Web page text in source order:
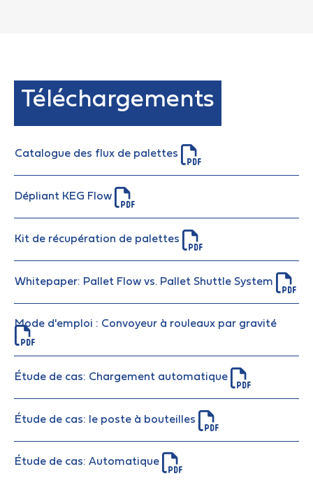
Téléchargements
Catalogue des flux de palettes
Dépliant KEG Flow
Kit de récupération de palettes
Whitepaper: Pallet Flow vs. Pallet Shuttle System
Mode d'emploi : Convoyeur à rouleaux par gravité
Étude de cas: Chargement automatique
Étude de cas: le poste à bouteilles
Étude de cas: Automatique